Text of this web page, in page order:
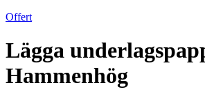
Offert
Lägga
Hammenhög